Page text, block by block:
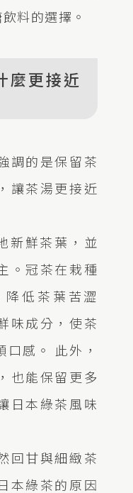
料的選擇。
麼更接近
調的是保留茶
讓茶湯更接近
新鮮茶葉，並
。冠茶在栽種
低茶葉苦澀
味成分，使茶
感。 此外，
也能保留更多
日本綠茶風味
回甘與細緻茶
本綠茶的原因